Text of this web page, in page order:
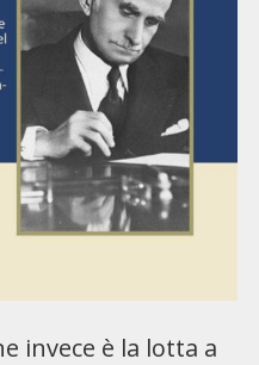
invece è la lotta a